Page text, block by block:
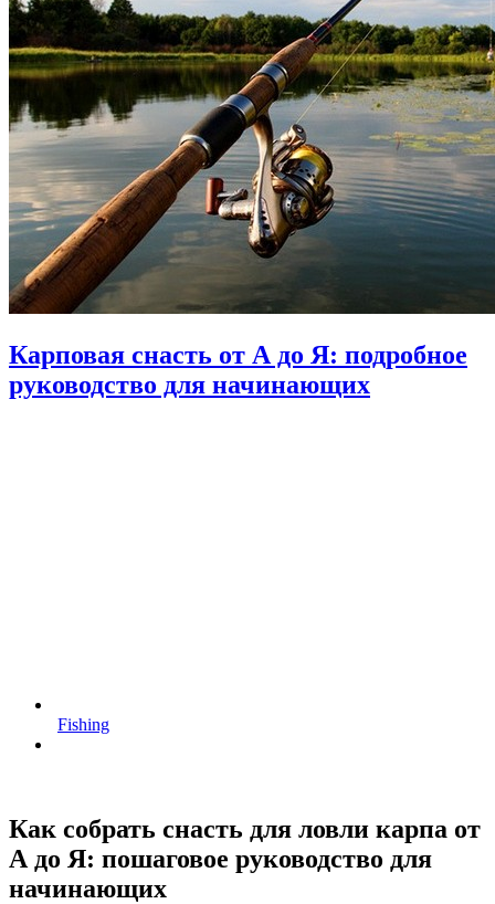
Карповая снасть от А до Я: подробное
руководство для начинающих
Fishing
Как собрать снасть для ловли карпа от
А до Я: пошаговое руководство для
начинающих